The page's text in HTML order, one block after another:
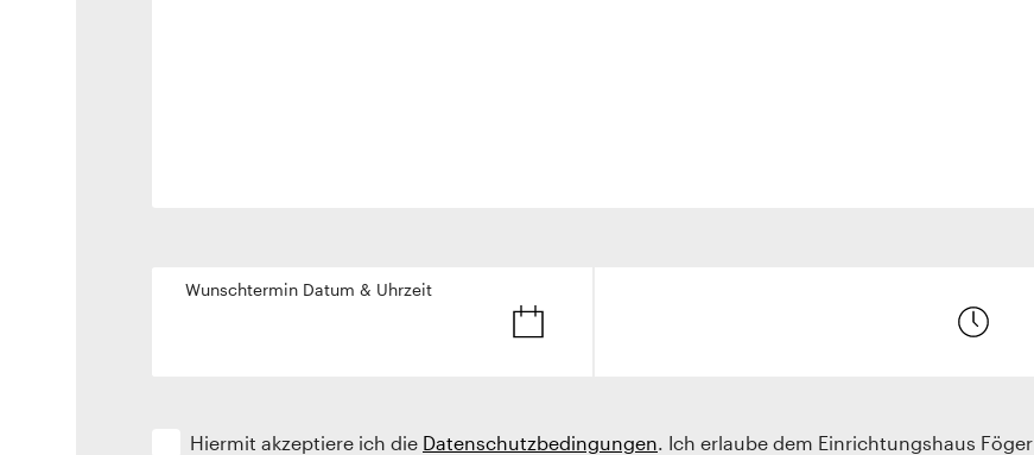
Wunschtermin Datum & Uhrzeit
Hiermit akzeptiere ich die Datenschutzbedingungen. Ich erlaube dem Einrichtungshaus Föger